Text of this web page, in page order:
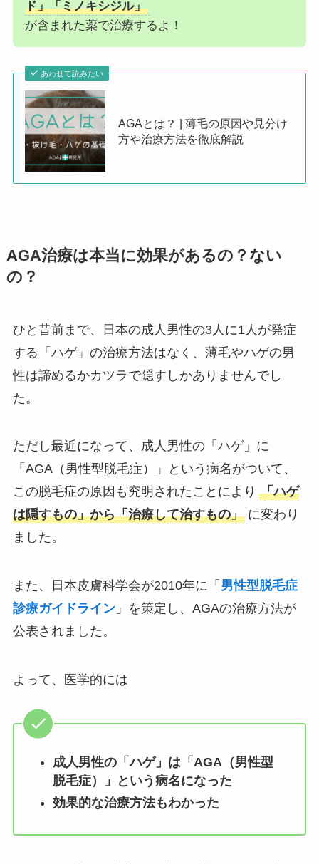
ド」「ミノキシジル」
が含まれた薬で治療するよ！
あわせて読みたい
AGAとは？ | 薄毛の原因や見分け
方や治療方法を徹底解説
AGA治療は本当に効果があるの？ない
の？
ひと昔前まで、日本の成人男性の3人に1人が発症
する「ハゲ」の治療方法はなく、薄毛やハゲの男
性は諦めるかカツラで隠すしかありませんでし
た。
ただし最近になって、成人男性の「ハゲ」に
「AGA（男性型脱毛症）」という病名がついて、
この脱毛症の原因も究明されたことにより 「ハゲ
は隠すもの」から「治療して治すもの」 に変わり
ました。
また、日本皮膚科学会が2010年に「 男性型脱毛症
診療ガイドライン」を策定し、AGAの治療方法が
公表されました。
よって、医学的には
成人男性の「ハゲ」は「AGA（男性型
脱毛症）」という病名になった
効果的な治療方法もわかった